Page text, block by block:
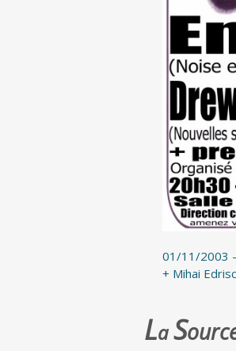
01/11/2003
+ Mihai
LaS